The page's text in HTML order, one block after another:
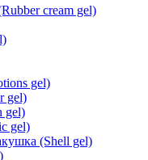
cream gel)
gel)
gel)
gel)
gel)
(Shell gel)